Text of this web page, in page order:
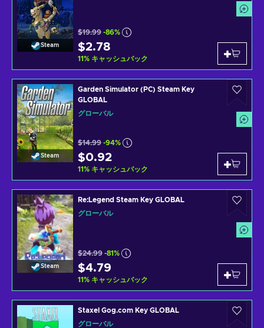
Steam
$19.99 -86%
$2.78
11% キャッシュバック
Steam
Garden Simulator (PC) Steam Key
GLOBAL
グローバル
$14.99 -94%
$0.92
11% キャッシュバック
Steam
Re:Legend Steam Key GLOBAL
グローバル
$24.99 -81%
$4.79
11% キャッシュバック
Staxel Gog.com Key GLOBAL
グローバル